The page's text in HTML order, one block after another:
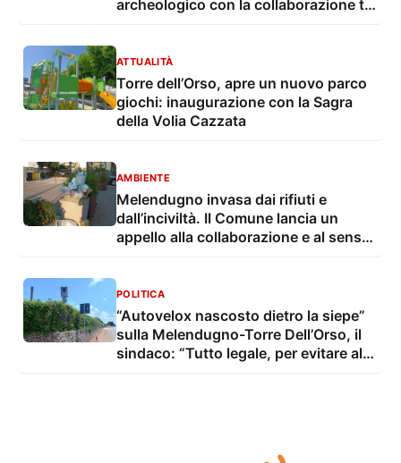
archeologico con la collaborazione tra
ATTUALITÀ
Torre dell’Orso, apre un nuovo parco
giochi: inaugurazione con la Sagra
della Volia Cazzata
AMBIENTE
Melendugno invasa dai rifiuti e
dall’inciviltà. Il Comune lancia un
appello alla collaborazione e al senso
POLITICA
“Autovelox nascosto dietro la siepe”
sulla Melendugno-Torre Dell’Orso, il
sindaco: “Tutto legale, per evitare altri